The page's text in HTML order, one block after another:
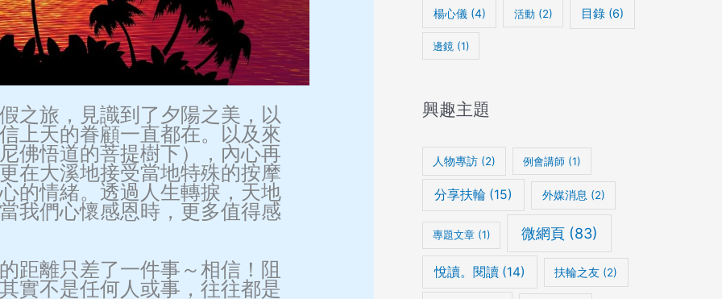
之旅，見識到了夕陽之美，以
上天的眷顧一直都在。以及來
佛悟道的菩提樹下），內心再
在大溪地接受當地特殊的按摩
的情緒。透過人生轉捩，天地
我們心懷感恩時，更多值得感
距離只差了一件事～相信！阻
實不是任何人或事，往往都是
楊心儀(4) 活動(2) 目錄(6)
邊鏡(1)
興趣主題
人物專訪 (2) 例會講師 (1)
分享扶輪 (15) 外媒消息 (2)
專題文章(1) 微網頁(83)
悅讀。閱讀 (14) 扶輪之友 (2)